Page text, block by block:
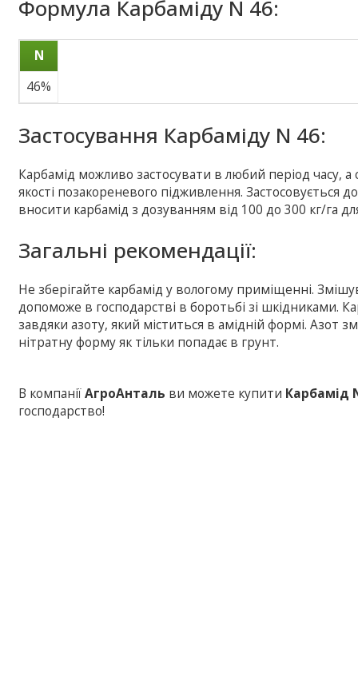
Формула Карбаміду N 46:
N
46%
Застосування Карбаміду N 46:
Карбамід можливо застосувати в любий період часу,
якості позакореневого підживлення. Застосовується
вносити карбамід з дозуванням від 100 до 300 кг/га
Загальні рекомендації:
Не зберігайте карбамід у вологому приміщенні.
допоможе в господарстві в боротьбі зі шкідниками.
завдяки азоту, який міститься в амідній формі. Азот
нітратну форму як тільки попадає в грунт.
В компаніїАгроАнталь ви можете купити Карбамід
господарство!